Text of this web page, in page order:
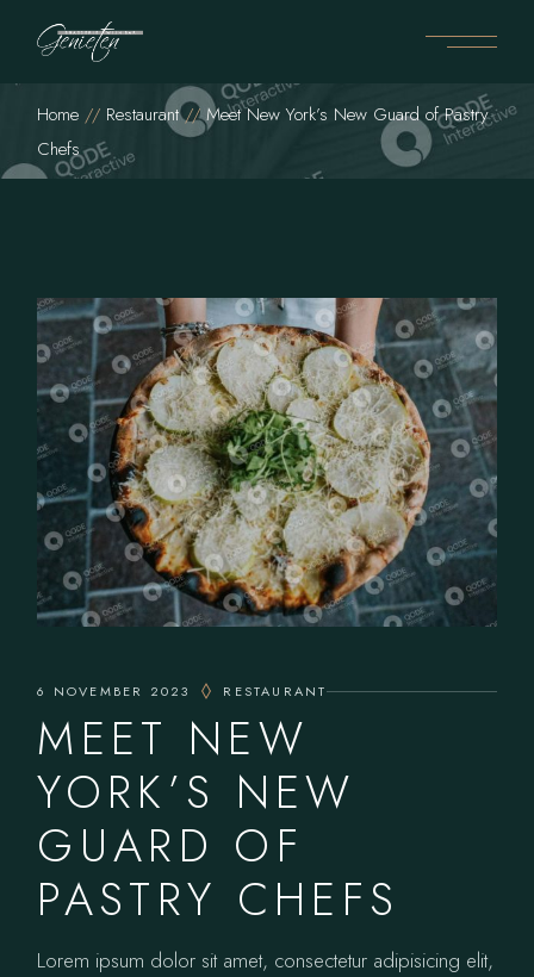
Home Restaurant
Meet New York’s New Guard of Pastry
Chefs
6 NOVEMBER 2023 RESTAURANT
MEET NEW
YORK’S NEW
GUARD OF
PASTRY CHEFS
Lorem ipsum dolor sit amet, consectetur adipisicing elit,